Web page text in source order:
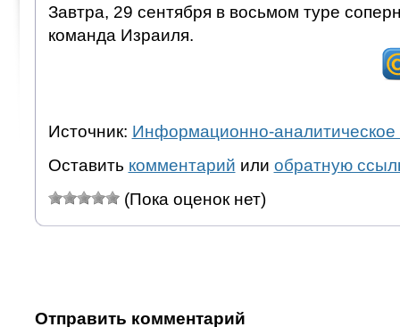
Завтра, 29 сентября в восьмом туре
команда Израиля.
Источник: Информационно-аналитическое
Оставить комментарий или обратную
(Пока оценок нет)
Отправить комментарий